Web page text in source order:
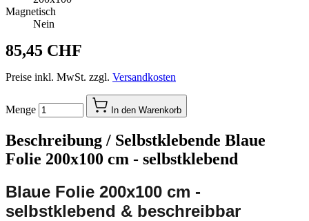
Magnetisch
Nein
85,45 CHF
Preise inkl. MwSt. zzgl. Versandkosten
Menge In den Warenkorb
Beschreibung / Selbstklebende Blaue
Folie 200x100 cm - selbstklebend
Blaue Folie 200x100 cm -
selbstklebend & beschreibbar